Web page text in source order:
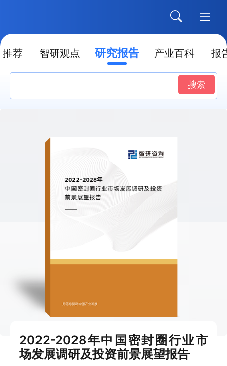
推荐 智研观点 研究报告 产业百科 报
搜索
2022-2028年中国密封圈行业市
场发展调研及投资前景展望报告